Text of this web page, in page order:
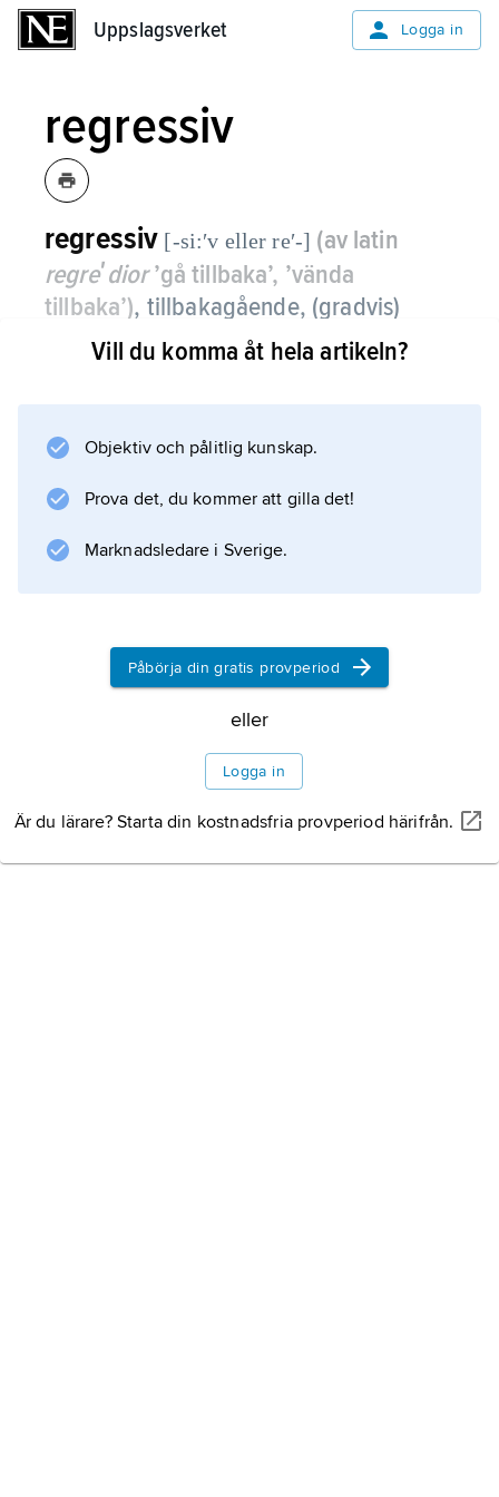
Uppslagsverket Logga in
regressiv
regressiv [-si:ʹv eller reʹ-] (av latin
regreʹdior’gå tillbaka’, ’vända
tillbaka’), tillbakagående, (gradvis)
avtagande; bakåtverkande.
se
.
Vill du komma åt hela artikeln?
Objektiv och pålitlig kunskap.
Prova det, du kommer att gilla det!
Marknadsledare i Sverige.
Påbörja din gratis provperiod
eller
Logga in
Är du lärare? Starta din kostnadsfria provperiod härifrån.